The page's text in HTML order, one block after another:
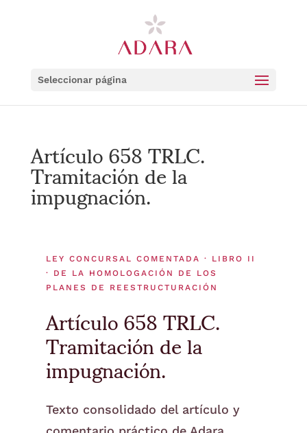
Seleccionar página
Artículo 658 TRLC.
Tramitación de la
impugnación.
LEY CONCURSAL COMENTADA · LIBRO II
· DE LA HOMOLOGACIÓN DE LOS
PLANES DE REESTRUCTURACIÓN
Artículo 658 TRLC.
Tramitación de la
impugnación.
Texto consolidado del artículo y